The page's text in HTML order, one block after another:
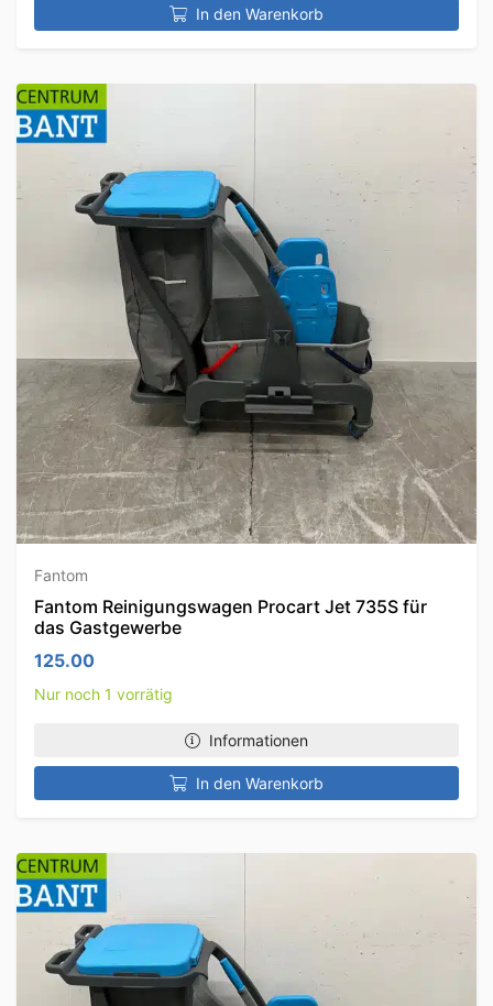
In den Warenkorb
Fantom
Fantom Reinigungswagen Procart Jet 735S für
das Gastgewerbe
125.00
Nur noch 1 vorrätig
Informationen
In den Warenkorb